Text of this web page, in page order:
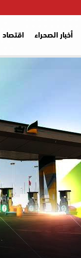
أخبار الصحراء اقتصاد